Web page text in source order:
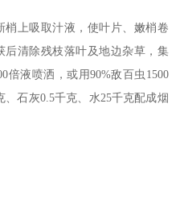
上吸取汁液，使叶片、嫩梢卷
清除残枝落叶及地边杂草，集
倍液喷洒，或用90%敌百虫1500
石灰0.5千克、水25千克配成烟